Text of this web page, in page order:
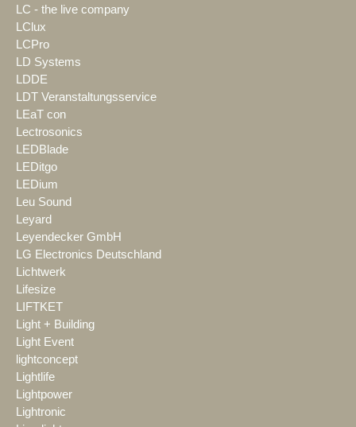
LC - the live company
LClux
LCPro
LD Systems
LDDE
LDT Veranstaltungsservice
LEaT con
Lectrosonics
LEDBlade
LEDitgo
LEDium
Leu Sound
Leyard
Leyendecker GmbH
LG Electronics Deutschland
Lichtwerk
Lifesize
LIFTKET
Light + Building
Light Event
lightconcept
Lightlife
Lightpower
Lightronic